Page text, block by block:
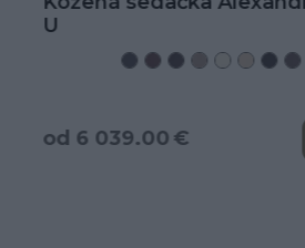
Kožená rohová sedačka
od 3 466.00 €